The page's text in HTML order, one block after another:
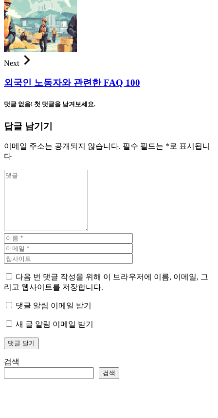
Next
외국인 노동자와 관련한 FAQ 100
댓글 없음! 첫 댓글을 남겨보세요.
답글 남기기
이메일 주소는 공개되지 않습니다. 필수 필드는 *로 표시됩니
다
다음 번 댓글 작성을 위해 이 브라우저에 이름, 이메일, 그
리고 웹사이트를 저장합니다.
댓글 알림 이메일 받기
새 글 알림 이메일 받기
검색
검색